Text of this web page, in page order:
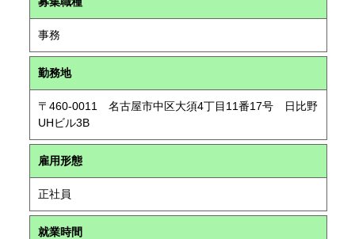
事務
勤務地
〒460-0011 名古屋市中区大須4丁目11番17号 日比野
UHビル3B
雇用形態
正社員
就業時間